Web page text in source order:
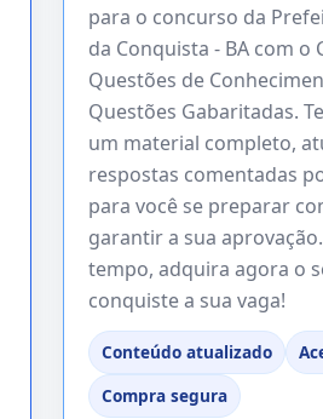
para o concurso da
da Conquista - BA com o
Questões de
Questões Gabaritadas.
um material completo,
respostas comentadas
para você se preparar
garantir a sua
tempo, adquira agora o
conquiste a sua vaga!
Conteúdo atualizado
Compra segura